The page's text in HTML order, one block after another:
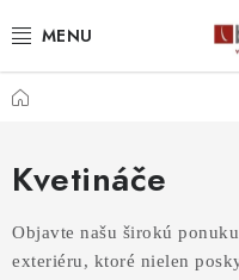
na
AKCIOVÁ PONUKA
AKUSTICKÉ PANELY S
PREDEĽOVACIE
Domov
Kvetináče
Objavte našu širokú
exteriéru, ktoré nielen